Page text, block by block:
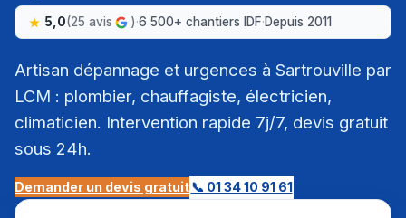
5,0(25 avis )·6 500+ chantiers IDF·Depuis 2011
Artisan dépannage et urgences à Sartrouville par
LCM : plombier, chauffagiste, électricien,
climaticien. Intervention rapide 7j/7, devis gratuit
sous 24h.
Demander un devis gratuit📞 01 34 10 91 61